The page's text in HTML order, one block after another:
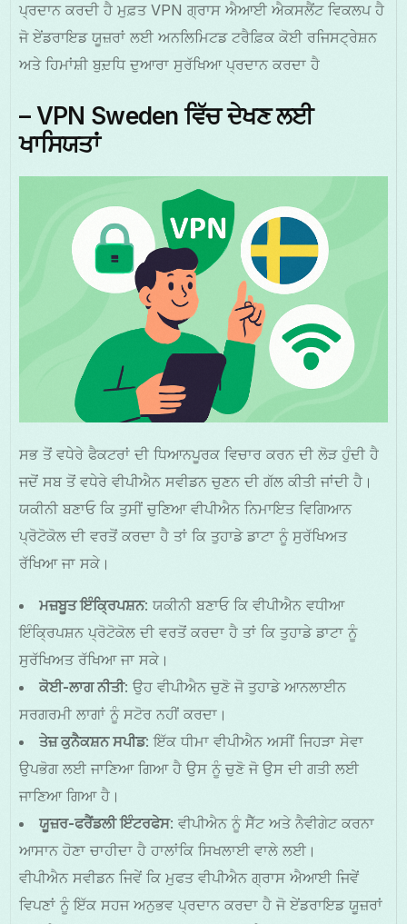
ਪ੍ਰਦਾਨ ਕਰਦੀ ਹੈ ਮੁਫ਼ਤ VPN ਗ੍ਰਾਸ ਐਆਈ ਐਕਸਲੈਂਟ ਵਿਕਲਪ ਹੈ
ਜੋ ਏਂਡਰਾਇਡ ਯੂਜ਼ਰਾਂ ਲਈ ਅਨਲਿਮਿਟਡ ਟਰੈਫ਼ਿਕ ਕੋਈ ਰਜਿਸਟ੍ਰੇਸ਼ਨ
ਅਤੇ ਹਿਮਾਂਸ਼ੀ ਬੁਦ਼ਧਿ ਦੁਆਰਾ ਸੁਰੱਖਿਆ ਪ੍ਰਦਾਨ ਕਰਦਾ ਹੈ
– VPN Sweden ਵਿੱਚ ਦੇਖਣ ਲਈ
ਖਾਸਿਯਤਾਂ
ਸਭ ਤੋਂ ਵਧੇਰੇ ਫੈਕਟਰਾਂ ਦੀ ਧਿਆਨਪੂਰਕ ਵਿਚਾਰ ਕਰਨ ਦੀ ਲੋੜ ਹੁੰਦੀ ਹੈ
ਜਦੋਂ ਸਬ ਤੋਂ ਵਧੇਰੇ ਵੀਪੀਐਨ ਸਵੀਡਨ ਚੁਣਨ ਦੀ ਗੱਲ ਕੀਤੀ ਜਾਂਦੀ ਹੈ।
ਯਕੀਨੀ ਬਣਾਓ ਕਿ ਤੁਸੀਂ ਚੁਣਿਆ ਵੀਪੀਐਨ ਨਿਮਾਇਤ ਵਿਗਿਆਨ
ਪ੍ਰੋਟੋਕੋਲ ਦੀ ਵਰਤੋਂ ਕਰਦਾ ਹੈ ਤਾਂ ਕਿ ਤੁਹਾਡੇ ਡਾਟਾ ਨੂੰ ਸੁਰੱਖਿਅਤ
ਰੱਖਿਆ ਜਾ ਸਕੇ।
ਮਜ਼ਬੂਤ ਇੰਕ੍ਰਿਪਸ਼ਨ: ਯਕੀਨੀ ਬਣਾਓ ਕਿ ਵੀਪੀਐਨ ਵਧੀਆ
ਇੰਕ੍ਰਿਪਸ਼ਨ ਪ੍ਰੋਟੋਕੋਲ ਦੀ ਵਰਤੋਂ ਕਰਦਾ ਹੈ ਤਾਂ ਕਿ ਤੁਹਾਡੇ ਡਾਟਾ ਨੂੰ
ਸੁਰੱਖਿਅਤ ਰੱਖਿਆ ਜਾ ਸਕੇ।
ਕੋਈ-ਲਾਗ ਨੀਤੀ: ਉਹ ਵੀਪੀਐਨ ਚੁਣੋ ਜੋ ਤੁਹਾਡੇ ਆਨਲਾਈਨ
ਸਰਗਰਮੀ ਲਾਗਾਂ ਨੂੰ ਸਟੋਰ ਨਹੀਂ ਕਰਦਾ।
ਤੇਜ਼ ਕੁਨੈਕਸ਼ਨ ਸਪੀਡ: ਇੱਕ ਧੀਮਾ ਵੀਪੀਐਨ ਅਸੀਂ ਜਿਹੜਾ ਸੇਵਾ
ਉਪਭੋਗ ਲਈ ਜਾਣਿਆ ਗਿਆ ਹੈ ਉਸ ਨੂੰ ਚੁਣੋ ਜੋ ਉਸ ਦੀ ਗਤੀ ਲਈ
ਜਾਣਿਆ ਗਿਆ ਹੈ।
ਯੂਜ਼ਰ-ਫਰੈਂਡਲੀ ਇੰਟਰਫੇਸ: ਵੀਪੀਐਨ ਨੂੰ ਸੈੱਟ ਅਤੇ ਨੈਵੀਗੇਟ ਕਰਨਾ
ਆਸਾਨ ਹੋਣਾ ਚਾਹੀਦਾ ਹੈ ਹਾਲਾਂਕਿ ਸਿਖਲਾਈ ਵਾਲੇ ਲਈ।
ਵੀਪੀਐਨ ਸਵੀਡਨ ਜਿਵੇਂ ਕਿ ਮੁਫਤ ਵੀਪੀਐਨ ਗ੍ਰਾਸ ਐਆਈ ਜਿਵੇਂ
ਵਿਪਣਾਂ ਨੂੰ ਇੱਕ ਸਹਜ ਅਨੁਭਵ ਪ੍ਰਦਾਨ ਕਰਦਾ ਹੈ ਜੋ ਏਂਡਰਾਇਡ ਯੂਜ਼ਰਾਂ